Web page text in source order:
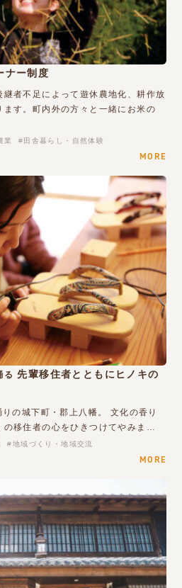
ナー制度
者不足によって遊休農地化、耕作放
す。町内外の方々と一緒にお米の
業 田舎暮らし・自然体験
MORE
る 先輩移住者とともにヒノキの
の城下町・郡上八幡。 文化の香り
の移住者の心をひきつけてやみま…
地域づくり・地域交流
MORE